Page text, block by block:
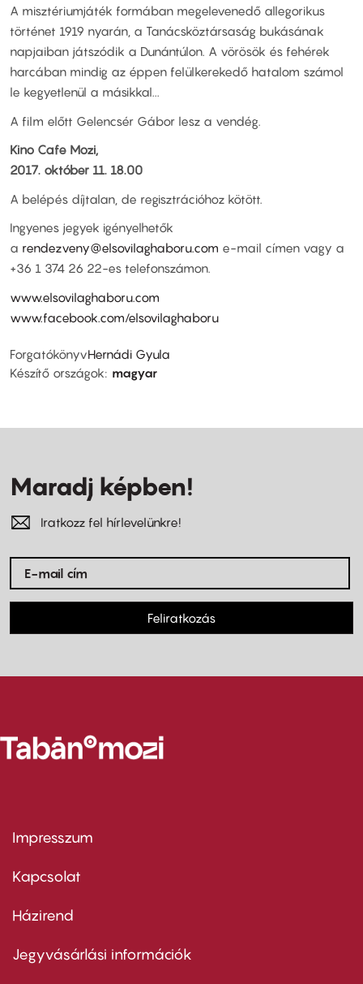
A misztériumjáték formában megelevenedő allegorikus
történet 1919 nyarán, a Tanácsköztársaság bukásának
napjaiban játszódik a Dunántúlon. A vörösök és fehérek
harcában mindig az éppen felülkerekedő hatalom számol
le kegyetlenül a másikkal...
A film előtt Gelencsér Gábor lesz a vendég.
Kino Cafe Mozi,
2017. október 11. 18.00
A belépés díjtalan, de regisztrációhoz kötött.
Ingyenes jegyek igényelhetők
a rendezveny@elsovilaghaboru.com e-mail címen vagy a
+36 1 374 26 22-es telefonszámon.
www.elsovilaghaboru.com
www.facebook.com/elsovilaghaboru
ForgatókönyvHernádi Gyula
Készítő országok
magyar
Maradj képben!
Iratkozz fel hírlevelünkre!
Feliratkozás
Footer
first
Impresszum
Kapcsolat
Footer
second
Házirend
Jegyvásárlási információk